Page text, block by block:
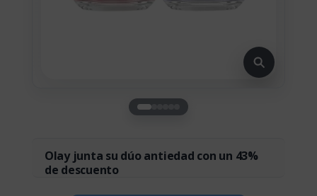
Olay junta su dúo antiedad con un 43%
de descuento